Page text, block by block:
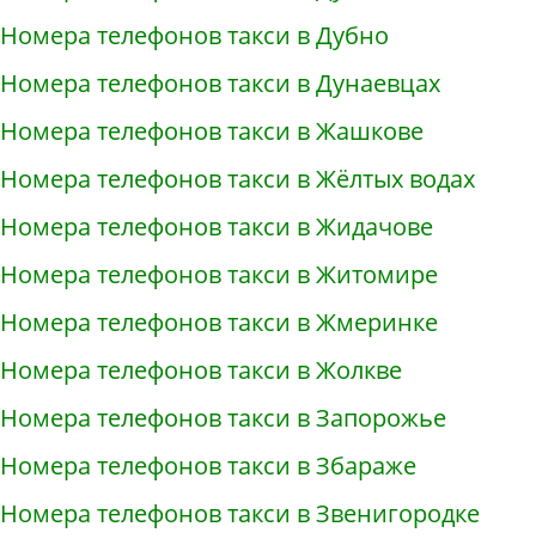
Номера телефонов такси в Дубно
Номера телефонов такси в Дунаевцах
Номера телефонов такси в Жашкове
Номера телефонов такси в Жёлтых водах
Номера телефонов такси в Жидачове
Номера телефонов такси в Житомире
Номера телефонов такси в Жмеринке
Номера телефонов такси в Жолкве
Номера телефонов такси в Запорожье
Номера телефонов такси в Збараже
Номера телефонов такси в Звенигородке